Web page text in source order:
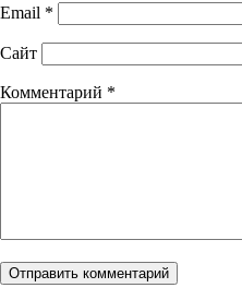
Email *
Сайт
Комментарий *